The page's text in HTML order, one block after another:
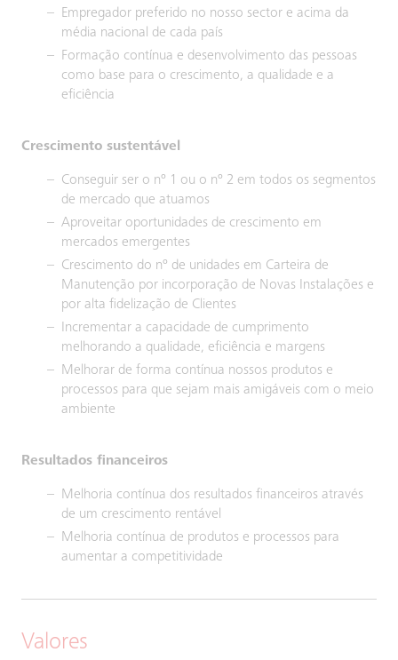
Empregador preferido no nosso sector e acima da
média nacional de cada país
Formação contínua e desenvolvimento das pessoas
como base para o crescimento, a qualidade e a
eficiência
Crescimento sustentável
Conseguir ser o nº 1 ou o nº 2 em todos os segmentos
de mercado que atuamos
Aproveitar oportunidades de crescimento em
mercados emergentes
Crescimento do nº de unidades em Carteira de
Manutenção por incorporação de Novas Instalações e
por alta fidelização de Clientes
Incrementar a capacidade de cumprimento
melhorando a qualidade, eficiência e margens
Melhorar de forma contínua nossos produtos e
processos para que sejam mais amigáveis com o meio
ambiente
Resultados financeiros
Melhoria contínua dos resultados financeiros através
de um crescimento rentável
Melhoria contínua de produtos e processos para
aumentar a competitividade
Valores